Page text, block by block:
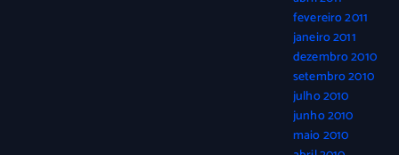
fevereiro 2011
janeiro 2011
dezembro 2010
setembro 2010
julho 2010
junho 2010
maio 2010